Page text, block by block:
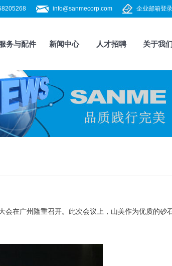
企业邮箱登录
info@sanmecorp.com
务与配件 新闻中心 人才招聘 关于我们
会在广州隆重召开。此次会议上，山美作为优质的砂